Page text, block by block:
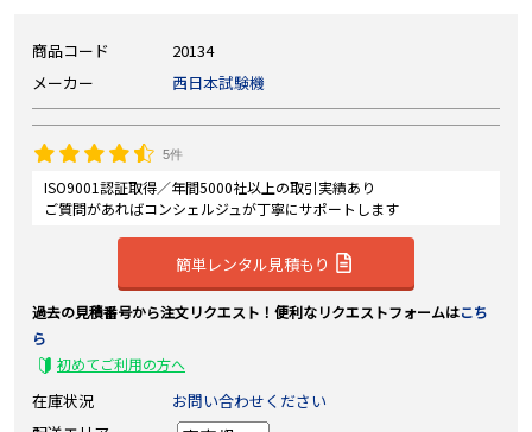
商品コード
20134
メーカー
西日本試験機
5件
ISO9001認証取得／年間5000社以上の取引実績あり
ご質問があればコンシェルジュが丁寧にサポートします
簡単レンタル見積もり
過去の見積番号から注文リクエスト！便利なリクエストフォームはこち
ら
初めてご利用の方へ
在庫状況
お問い合わせください